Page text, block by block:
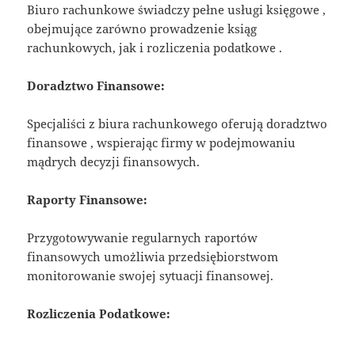
Biuro rachunkowe świadczy pełne usługi księgowe ,
obejmujące zarówno prowadzenie ksiąg
rachunkowych, jak i rozliczenia podatkowe .
Doradztwo Finansowe:
Specjaliści z biura rachunkowego oferują doradztwo
finansowe , wspierając firmy w podejmowaniu
mądrych decyzji finansowych.
Raporty Finansowe:
Przygotowywanie regularnych raportów
finansowych umożliwia przedsiębiorstwom
monitorowanie swojej sytuacji finansowej.
Rozliczenia Podatkowe: